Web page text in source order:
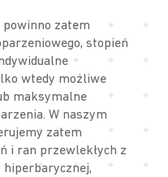
zatem
stopień
wtedy możliwe
maksymalne
W naszym
zatem
i ran przewlekłych z